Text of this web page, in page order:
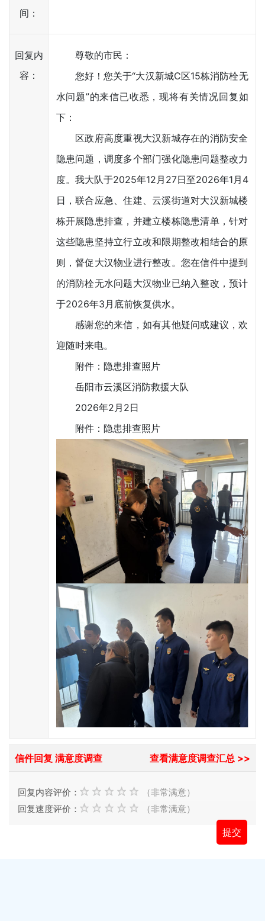
间：
回复内
容：
尊敬的市民：
您好！您关于“大汉新城C区15栋消防栓无
水问题”的来信已收悉，现将有关情况回复如
下：
区政府高度重视大汉新城存在的消防安全
隐患问题，调度多个部门强化隐患问题整改力
度。我大队于2025年12月27日至2026年1月4
日，联合应急、住建、云溪街道对大汉新城楼
栋开展隐患排查，并建立楼栋隐患清单，针对
这些隐患坚持立行立改和限期整改相结合的原
则，督促大汉物业进行整改。您在信件中提到
的消防栓无水问题大汉物业已纳入整改，预计
于2026年3月底前恢复供水。
感谢您的来信，如有其他疑问或建议，欢
迎随时来电。
附件：隐患排查照片
岳阳市云溪区消防救援大队
2026年2月2日
附件：隐患排查照片
信件回复 满意度调查 查看满意度调查汇总 >>
回复内容评价：
（非常满意）
回复速度评价：
（非常满意）